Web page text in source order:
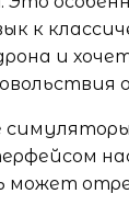
к
и
может